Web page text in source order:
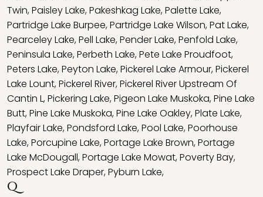
Twin,Paisley Lake,Pakeshkag Lake,Palette Lake,
Partridge Lake Burpee,Partridge Lake Wilson,Pat Lake,
Pearceley Lake,Pell Lake,Pender Lake,Penfold Lake,
Peninsula Lake,Perbeth Lake,Pete Lake Proudfoot,
Peters Lake,Peyton Lake,Pickerel Lake Armour,Pickerel
Lake Lount,Pickerel River,Pickerel River Upstream Of
Cantin L,Pickering Lake,Pigeon Lake Muskoka,Pine Lake
Butt,Pine Lake Muskoka,Pine Lake Oakley,Plate Lake,
Playfair Lake,Pondsford Lake,Pool Lake,Poorhouse
Lake,Porcupine Lake,Portage Lake Brown,Portage
Lake McDougall,Portage Lake Mowat,Poverty Bay,
Prospect Lake Draper,Pyburn Lake,
Q